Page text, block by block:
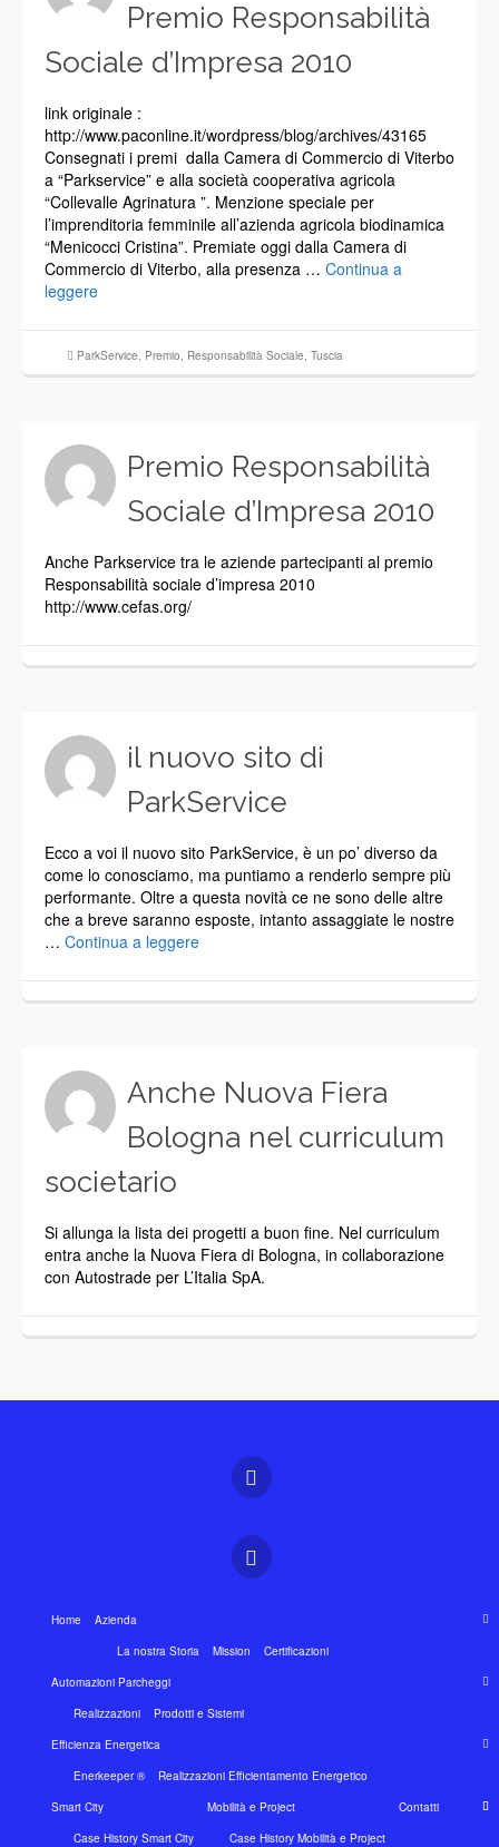
Premio Responsabilità
Sociale d’Impresa 2010
link originale :
http://www.paconline.it/wordpress/blog/archives/43165
Consegnati i premi dalla Camera di Commercio di Viterbo
a “Parkservice” e alla società cooperativa agricola
“Collevalle Agrinatura ”. Menzione speciale per
l’imprenditoria femminile all’azienda agricola biodinamica
“Menicocci Cristina”. Premiate oggi dalla Camera di
Commercio di Viterbo, alla presenza … Continua a
leggere
ParkService, Premio, Responsabilità Sociale, Tuscia
Premio Responsabilità
Sociale d’Impresa 2010
Anche Parkservice tra le aziende partecipanti al premio
Responsabilità sociale d’impresa 2010
http://www.cefas.org/
il nuovo sito di
ParkService
Ecco a voi il nuovo sito ParkService, è un po’ diverso da
come lo conosciamo, ma puntiamo a renderlo sempre più
performante. Oltre a questa novità ce ne sono delle altre
che a breve saranno esposte, intanto assaggiate le nostre
… Continua a leggere
Anche Nuova Fiera
Bologna nel curriculum
societario
Si allunga la lista dei progetti a buon fine. Nel curriculum
entra anche la Nuova Fiera di Bologna, in collaborazione
con Autostrade per L’Italia SpA.
Home
Azienda
La nostra Storia
Mission
Certificazioni
Automazioni Parcheggi
Realizzazioni
Prodotti e Sistemi
Efficienza Energetica
Enerkeeper ®
Realizzazioni Efficientamento Energetico
Smart City
Case History Smart City
Mobilità e Project
Case History Mobilità e Project
Contatti